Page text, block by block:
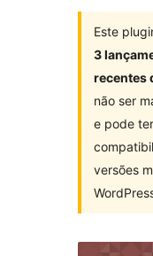
Este
3
recentes
não ser
e pode
versões